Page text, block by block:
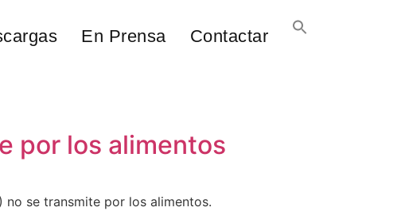
En Prensa Contactar
por los alimentos
no se transmite por los alimentos.